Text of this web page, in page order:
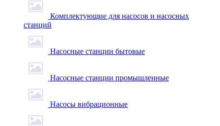
Комплектующие для насосов и насосных
станций
Насосные станции бытовые
Насосные станции промышленные
Насосы вибрационные